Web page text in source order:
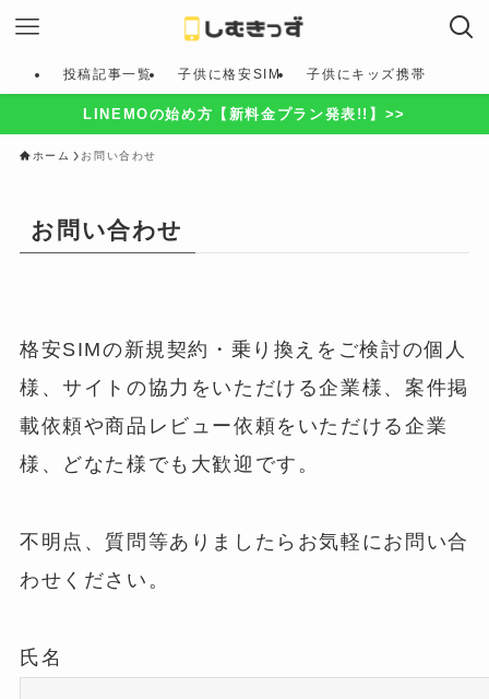
投稿記事一覧 子供に格安SIM 子供にキッズ携帯
LINEMOの始め方【新料金プラン発表!!】>>
ホーム お問い合わせ
お問い合わせ
格安SIMの新規契約・乗り換えをご検討の個人
様、サイトの協力をいただける企業様、案件掲
載依頼や商品レビュー依頼をいただける企業
様、どなた様でも大歓迎です。
不明点、質問等ありましたらお気軽にお問い合
わせください。
氏名